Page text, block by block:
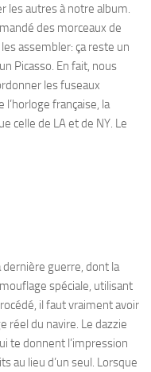
les autres à notre album.
des morceaux de
assembler: ça reste un
Picasso. En fait, nous
les fuseaux
l’horloge française, la
celle de LA et de NY. Le
dernière guerre, dont la
spéciale, utilisant
il faut vraiment avoir
réel du navire. Le dazzie
te donnent l’impression
au lieu d’un seul. Lorsque